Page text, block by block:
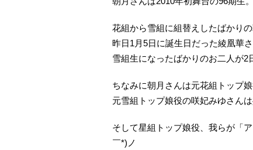
花組から雪組に組替えしたばかりの
昨日1月5日に誕生日だった綾凰華さ
雪組生になったばかりのお二人が2
ちなみに朝月さんは元花組トップ
元雪組トップ娘役の咲妃みゆさんは
そして星組トップ娘役、我らが「
￣*)ノ